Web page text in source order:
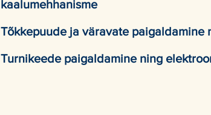
kaalumehhanisme
Tõkkepuude ja väravate
Turnikeede paigaldamine ning